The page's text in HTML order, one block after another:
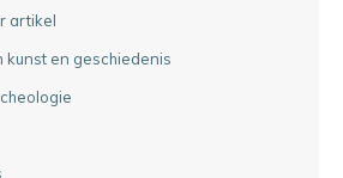
artikel
kunst en geschiedenis